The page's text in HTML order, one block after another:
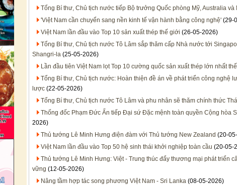
Tổng Bí thư, Chủ tịch nước tiếp Bộ trưởng Quốc phòng Mỹ, Australia và
'Việt Nam cần chuyển sang nền kinh tế vận hành bằng công nghệ' (29-
Việt Nam lần đầu vào Top 10 sản xuất thép thế giới (26-05-2026)
Tổng Bí thư, Chủ tịch nước Tô Lâm sắp thăm cấp Nhà nước tới
Shangri-la (25-05-2026)
Lần đầu tiên Việt Nam lọt Top 10 cường quốc sản xuất thép lớn nhất
Tổng Bí thư, Chủ tịch nước: Hoàn thiện đề án về phát triển công nghệ
lược (22-05-2026)
Tổng Bí thư, Chủ tịch nước Tô Lâm và phu nhân sẽ thăm chính thức
Thống đốc Phạm Đức Ấn tiếp Đại sứ Đặc mệnh toàn quyền Cộng hòa
2026)
Thủ tướng Lê Minh Hưng điện đàm với Thủ tướng New Zealand (20-
Việt Nam lần đầu vào Top 50 hệ sinh thái khởi nghiệp toàn cầu (20-05-
Thủ tướng Lê Minh Hưng: Việt - Trung thúc đẩy thương mại phát triển
vững (12-05-2026)
Nâng tầm hợp tác song phương Việt Nam - Sri Lanka (08-05-2026)